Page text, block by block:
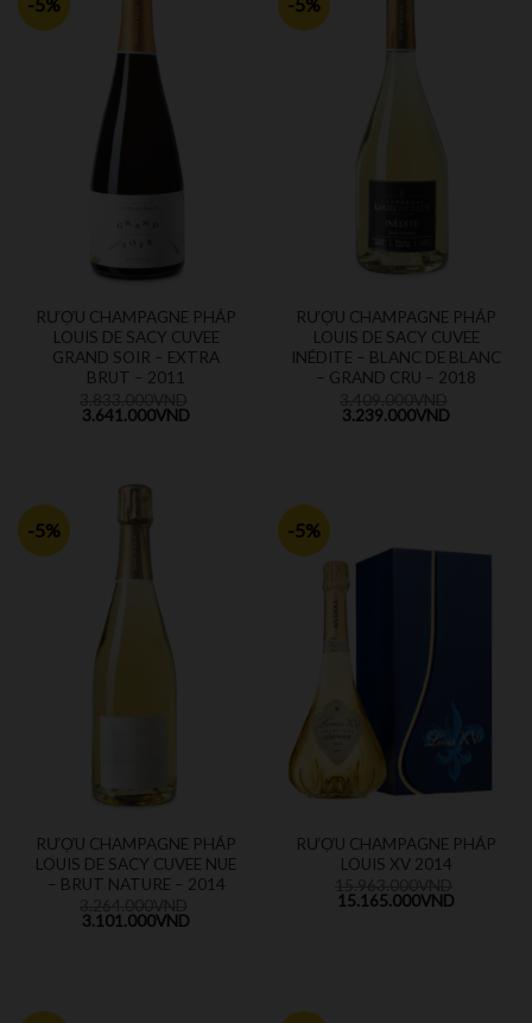
RƯỢU CHAMPAGNE PHÁP
LOUIS DE SACY CUVEE
GRAND SOIR – EXTRA
BRUT – 2011
3.641.000VND
RƯỢU CHAMPAGNE PHÁP
LOUIS DE SACY CUVEE
INÉDITE – BLANC DE BLANC
– GRAND CRU – 2018
3.239.000VND
-5%
RƯỢU CHAMPAGNE PHÁP
LOUIS DE SACY CUVEE NUE
– BRUT NATURE – 2014
3.101.000VND
-5%
RƯỢU CHAMPAGNE PHÁP
LOUIS XV 2014
15.165.000VND